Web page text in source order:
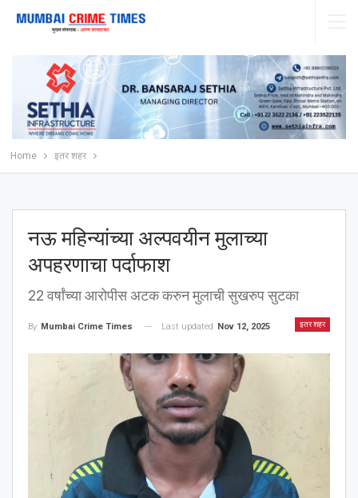
Home इतर शहर
नऊ महिन्यांच्या अल्पवयीन मुलाच्या
अपहरणाचा पर्दाफाश
22 वर्षांच्या आरोपीस अटक करुन मुलाची सुखरुप सुटका
इतर शहर
By Mumbai Crime Times Last updated Nov 12, 2025